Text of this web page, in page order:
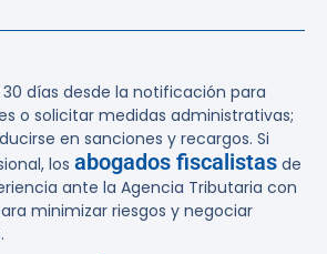
30 días desde la notificación para
o solicitar medidas administrativas;
en sanciones y recargos. Si
los abogados fiscalistas de
ante la Agencia Tributaria con
minimizar riesgos y negociar